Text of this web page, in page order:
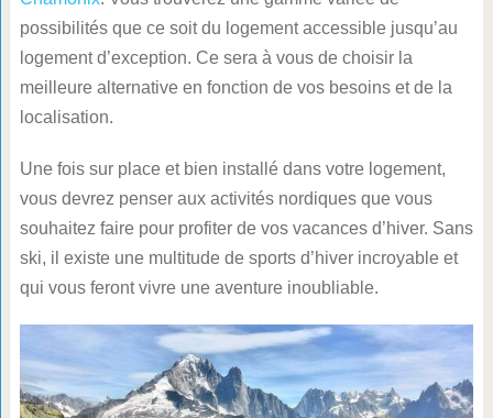
possibilités que ce soit du logement accessible jusqu’au
logement d’exception. Ce sera à vous de choisir la
meilleure alternative en fonction de vos besoins et de la
localisation.
Une fois sur place et bien installé dans votre logement,
vous devrez penser aux activités nordiques que vous
souhaitez faire pour profiter de vos vacances d’hiver. Sans
ski, il existe une multitude de sports d’hiver incroyable et
qui vous feront vivre une aventure inoubliable.